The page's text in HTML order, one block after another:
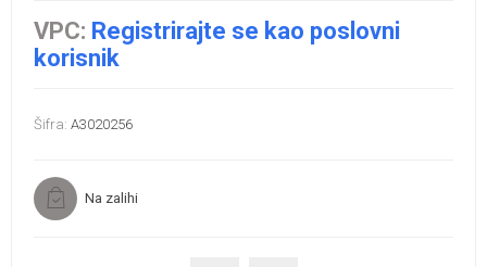
VPC: Registrirajte se kao poslovni
korisnik
Šifra: A3020256
Na zalihi